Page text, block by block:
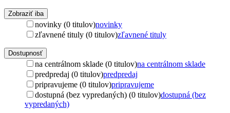
Zobraziť iba
novinky (0 titulov)novinky
zľavnené tituly (0 titulov)zľavnené tituly
Dostupnosť
na centrálnom sklade (0 titulov)na centrálnom sklade
predpredaj (0 titulov)predpredaj
pripravujeme (0 titulov)pripravujeme
dostupná (bez vypredaných) (0 titulov)dostupná (bez
vypredaných)